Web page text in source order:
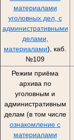
материалами
уголовных дел, с
административными
делами,
материалами), каб.
№109
Режим приёма
архива по
уголовным и
административным
делам (в том числе
ознакомление с
материалами